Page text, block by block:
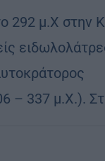
292 μ.Χ στην
– 337 μ.Χ.).